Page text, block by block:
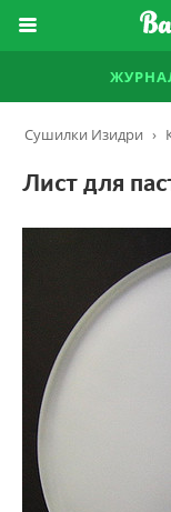
Сушилки Изидри ›
Лист для